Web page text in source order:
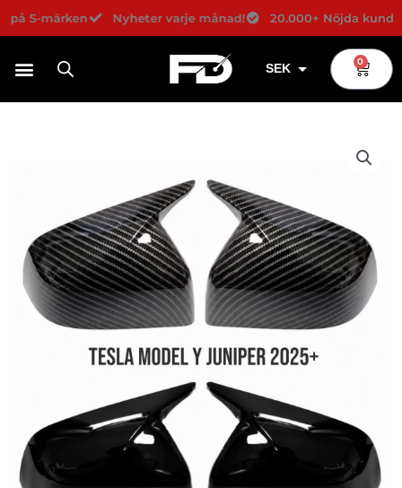
till
S-märken Nyheter varje månad! 20.000+ Nöjda kunder!
SEK
USD
NOK
GBP
0